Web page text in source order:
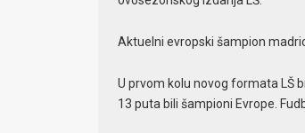
Aktuelni evropski šampion
U prvom kolu novog formata LŠ
13 puta bili šampioni Evrope.